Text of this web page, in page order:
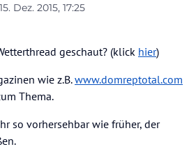
15. Dez. 2015, 17:25
von
geschaut? (klick hier)
wie z.B.www.domreptotal.com
Thema.
so vorhersehbar wie früher, der